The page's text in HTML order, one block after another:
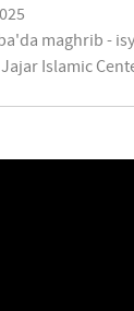
maghrib -
Jajar Islamic